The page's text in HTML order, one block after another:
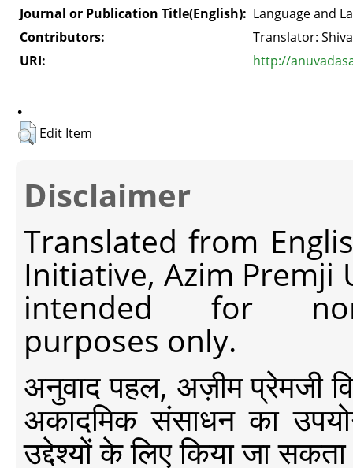
Journal or Publication Title(English): Language and
Contributors:
Translator:
URI:
http://
.
Edit Item
Disclaimer
Translated from
Initiative, Azim Premji
intended for non-
purposes only.
अनुवाद पहल, अज़ीम प्रेमजी
अकादमिक संसाधन का
उद्देश्यों के लिए किया जा